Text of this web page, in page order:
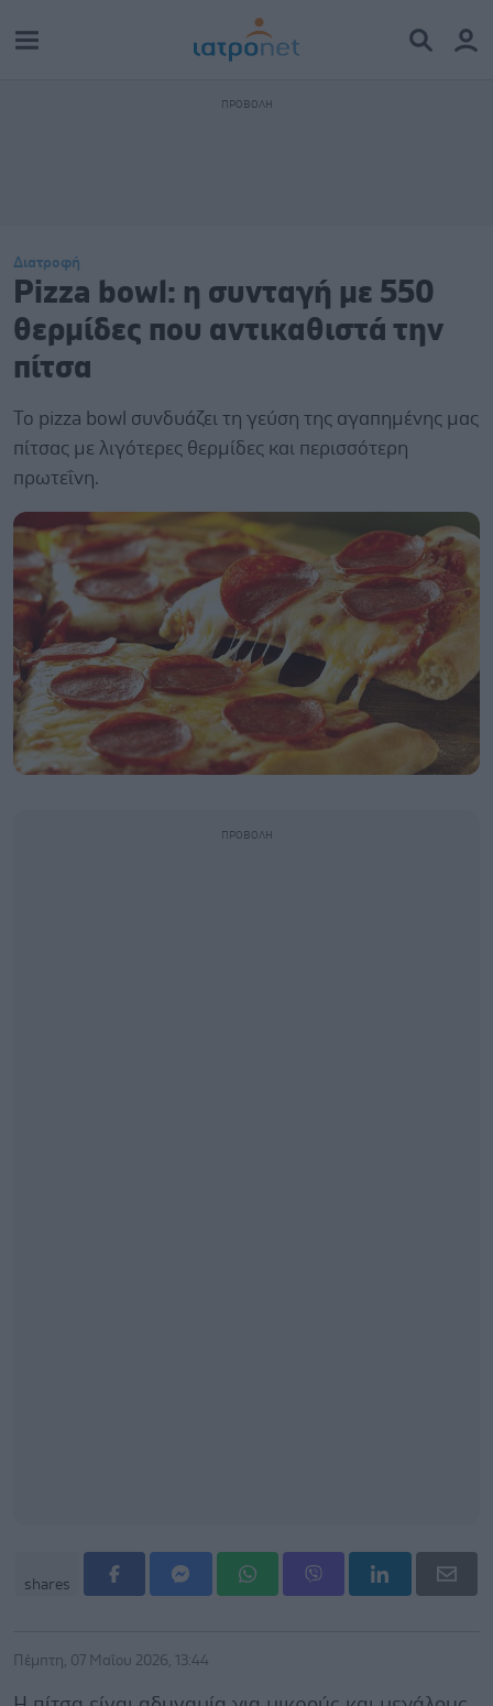
Διατροφή
Pizza bowl: η συνταγή με 550
θερμίδες που αντικαθιστά την
πίτσα
Το pizza bowl συνδυάζει τη γεύση της αγαπημένης μας
πίτσας με λιγότερες θερμίδες και περισσότερη
πρωτεΐνη.
shares
Πέμπτη, 07 Μαΐου 2026, 13:44